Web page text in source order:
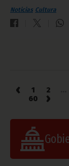
Noticias Cultura
‹ 1 2
60
›